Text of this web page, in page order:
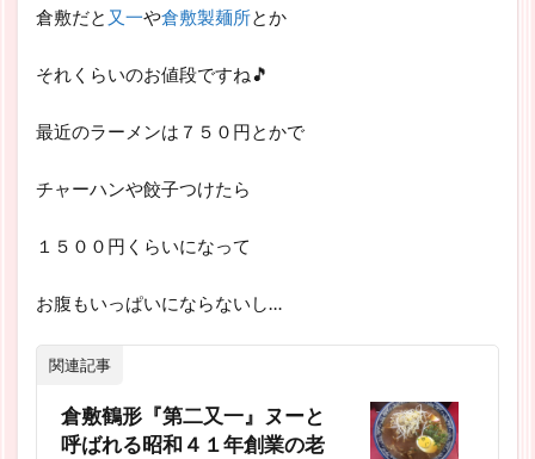
倉敷だと 又一や倉敷製麺所とか
それくらいのお値段ですね🎵
最近のラーメンは７５０円とかで
チャーハンや餃子つけたら
１５００円くらいになって
お腹もいっぱいにならないし…
関連記事
倉敷鶴形『第二又一』ヌーと
呼ばれる昭和４１年創業の老